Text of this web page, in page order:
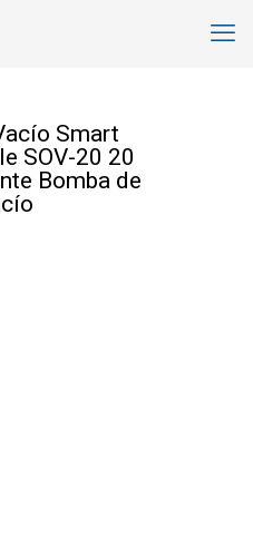
Smart
SOV-20 20
Bomba de